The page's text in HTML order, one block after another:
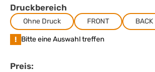
Druckbereich
Ohne Druck FRONT BACK
! Bitte eine Auswahl treffen
Preis: